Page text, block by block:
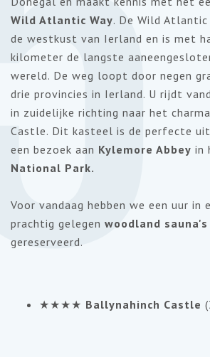
Wild Atlantic Way. De Wild
de westkust van Ierland en is met
kilometer de langste
wereld. De weg loopt door negen
drie provincies in Ierland. U rijdt
in zuidelijke richting naar het
Castle. Dit kasteel is de perfecte
een bezoek aan Kylemore Abbey in
National Park.
Voor vandaag hebben we een uur in
prachtig gelegen woodland sauna's
gereserveerd.
★★★★ Ballynahinch Castle